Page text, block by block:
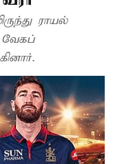
ராயல்